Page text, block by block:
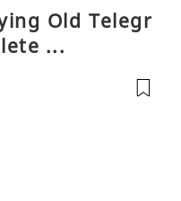
Old Telegr
...